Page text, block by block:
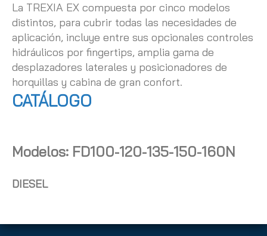
La TREXIA EX compuesta por cinco modelos
distintos, para cubrir todas las necesidades de
aplicación, incluye entre sus opcionales controles
hidráulicos por fingertips, amplia gama de
desplazadores laterales y posicionadores de
horquillas y cabina de gran confort.
CATÁLOGO
Modelos: FD100-120-135-150-160N
DIESEL